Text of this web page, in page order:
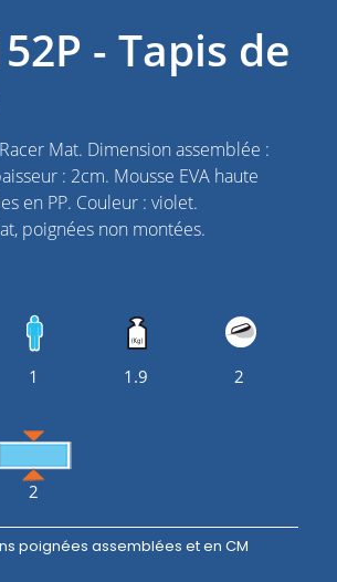
- Tapis de
Mat. Dimension assemblée :
: 2cm. Mousse EVA haute
en PP. Couleur : violet.
poignées non montées.
1 1.9 2
2
poignées assemblées et en CM